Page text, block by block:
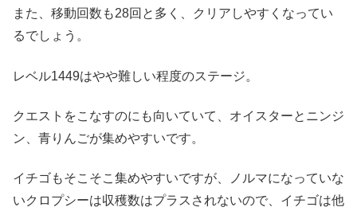
また、移動回数も28回と多く、クリアしやすくなってい
るでしょう。
レベル1449はやや難しい程度のステージ。
クエストをこなすのにも向いていて、オイスターとニンジ
ン、青りんごが集めやすいです。
イチゴもそこそこ集めやすいですが、ノルマになっていな
いクロプシーは収穫数はプラスされないので、イチゴは他